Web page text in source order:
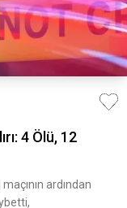
4 Ölü, 12
ardından